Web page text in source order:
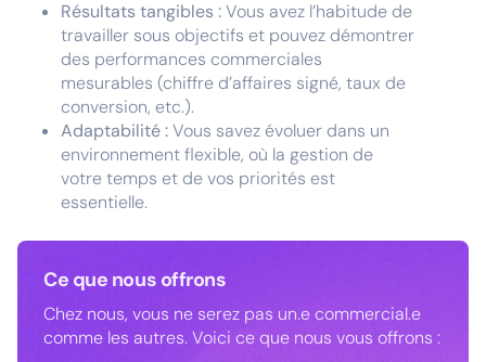
Résultats tangibles :Vous avez l’habitude de
travailler sous objectifs et pouvez démontrer
des performances commerciales
mesurables (chiffre d’affaires signé, taux de
conversion, etc.).
Adaptabilité :Vous savez évoluer dans un
environnement flexible, où la gestion de
votre temps et de vos priorités est
essentielle.
Ce que nous offrons
Chez nous, vous ne serez pas un.e commercial.e
comme les autres. Voici ce que nous vous offrons :